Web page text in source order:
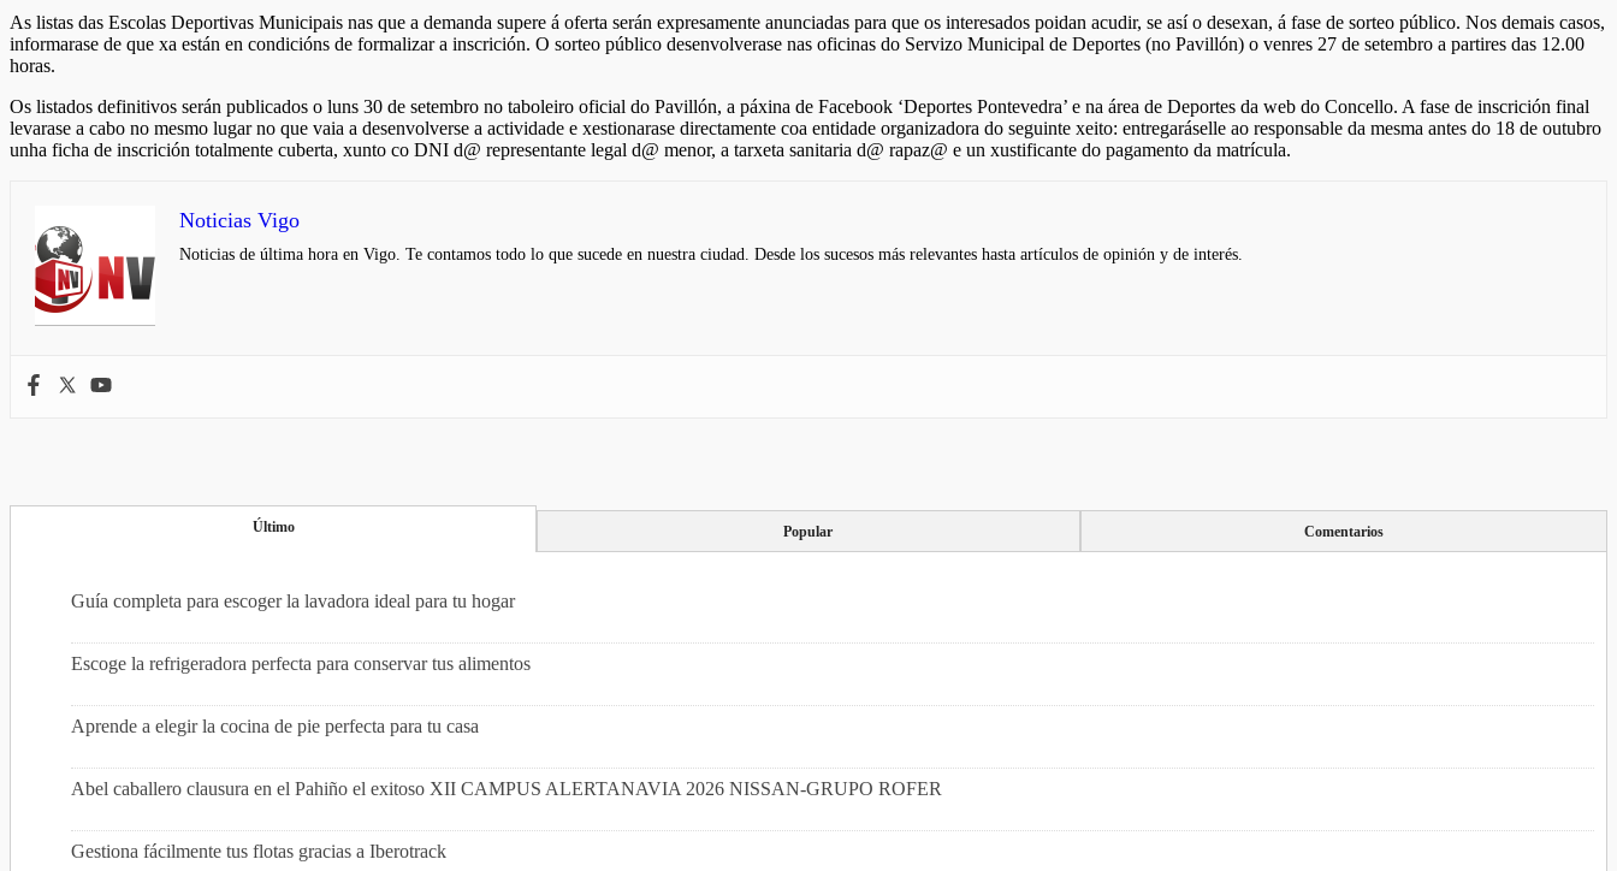
As listas das Escolas Deportivas Municipais nas que a demanda supere á oferta serán expresamente anunciadas para que os interesados poidan acudir, se así o desexan, á fase de sorteo público. Nos demais casos,
informarase de que xa están en condicións de formalizar a inscrición. O sorteo público desenvolverase nas oficinas do Servizo Municipal de Deportes (no Pavillón) o venres 27 de setembro a partires das 12.00
horas.
Os listados definitivos serán publicados o luns 30 de setembro no taboleiro oficial do Pavillón, a páxina de Facebook ‘Deportes Pontevedra’ e na área de Deportes da web do Concello. A fase de inscrición final
levarase a cabo no mesmo lugar no que vaia a desenvolverse a actividade e xestionarase directamente coa entidade organizadora do seguinte xeito: entregaráselle ao responsable da mesma antes do 18 de outubro
unha ficha de inscrición totalmente cuberta, xunto co DNI d@ representante legal d@ menor, a tarxeta sanitaria d@ rapaz@ e un xustificante do pagamento da matrícula.
Noticias Vigo
Noticias de última hora en Vigo. Te contamos todo lo que sucede en nuestra ciudad. Desde los sucesos más relevantes hasta artículos de opinión y de interés.
Último Popular Comentarios
Guía completa para escoger la lavadora ideal para tu hogar
Escoge la refrigeradora perfecta para conservar tus alimentos
Aprende a elegir la cocina de pie perfecta para tu casa
Abel caballero clausura en el Pahiño el exitoso XII CAMPUS ALERTANAVIA 2026 NISSAN-GRUPO ROFER
Gestiona fácilmente tus flotas gracias a Iberotrack